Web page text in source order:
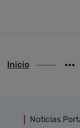
ir-a inicio
Inicio
Noticias